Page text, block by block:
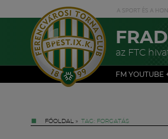
az FTC
FM YOUTUBE
FŐOLDAL » TAG: FORGATÁS